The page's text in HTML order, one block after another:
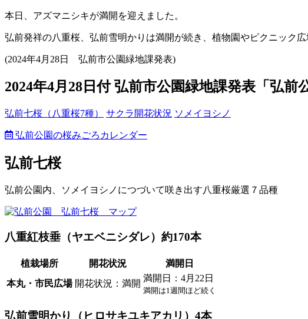
本日、アズマニシキが満開を迎えました。
弘前発祥の八重桜、弘前雪明かりは満開が続き、植物園やピクニック
(2024年4月28日 弘前市公園緑地課発表)
2024年4月28日付 弘前市公園緑地課発表「弘前
弘前七桜（八重桜7種） サクラ開花状況 ソメイヨシノ
弘前公園の桜みごろカレンダー
弘前七桜
弘前公園内、ソメイヨシノにつづいて咲き出す八重桜厳選７品種
八重紅枝垂（ヤエベニシダレ）約170本
植栽場所 開花状況
満開日
本丸・市民広場 開花状況： 満開
満開日： 4月22日
満開は1週間ほど続く
弘前雪明かり（ヒロサキユキアカリ）4本